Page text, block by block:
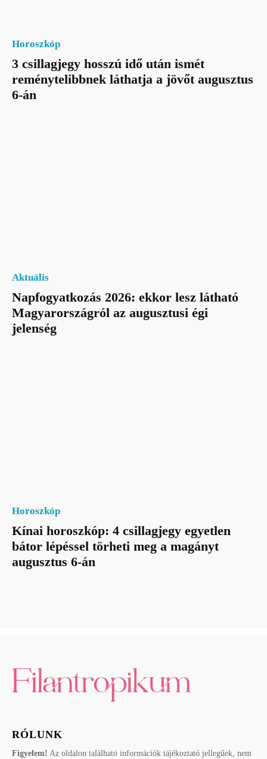
Horoszkóp
3 csillagjegy hosszú idő után ismét
reménytelibbnek láthatja a jövőt augusztus
6-án
Aktuális
Napfogyatkozás 2026: ekkor lesz látható
Magyarországról az augusztusi égi
jelenség
Horoszkóp
Kínai horoszkóp: 4 csillagjegy egyetlen
bátor lépéssel törheti meg a magányt
augusztus 6-án
RÓLUNK
Figyelem! Az oldalon található információk tájékoztató jellegűek, nem